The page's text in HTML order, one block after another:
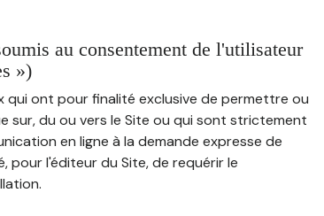
au consentement de l'utilisateur
»)
qui ont pour finalité exclusive de permettre ou
sur, du ou vers le Site ou qui sont strictement
en ligne à la demande expresse de
pour l'éditeur du Site, de requérir le